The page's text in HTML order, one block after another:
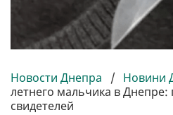
Новости Днепра / Новини
летнего мальчика в
свидетелей